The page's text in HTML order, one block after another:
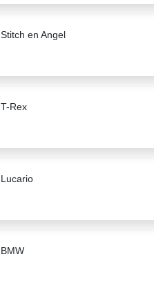
Stitch en Angel
T-Rex
Lucario
BMW